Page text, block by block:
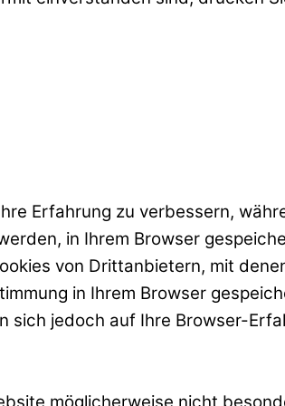
Erfahrung zu verbessern,
in Ihrem Browser
von Drittanbietern, mit
in Ihrem Browser
sich jedoch auf Ihre Browser-
möglicherweise nicht